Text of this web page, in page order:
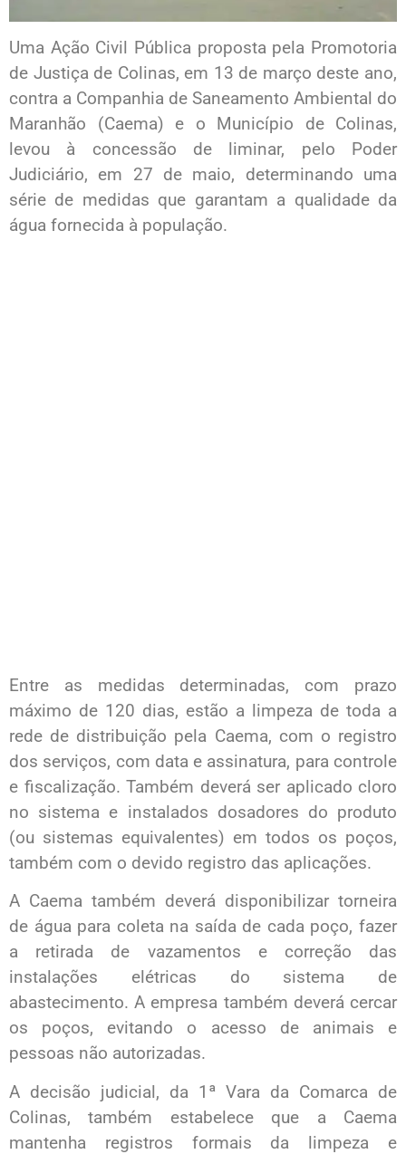
Uma Ação Civil Pública proposta pela Promotoria
de Justiça de Colinas, em 13 de março deste ano,
contra a Companhia de Saneamento Ambiental do
Maranhão (Caema) e o Município de Colinas,
levou à concessão de liminar, pelo Poder
Judiciário, em 27 de maio, determinando uma
série de medidas que garantam a qualidade da
água fornecida à população.
Entre as medidas determinadas, com prazo
máximo de 120 dias, estão a limpeza de toda a
rede de distribuição pela Caema, com o registro
dos serviços, com data e assinatura, para controle
e fiscalização. Também deverá ser aplicado cloro
no sistema e instalados dosadores do produto
(ou sistemas equivalentes) em todos os poços,
também com o devido registro das aplicações.
A Caema também deverá disponibilizar torneira
de água para coleta na saída de cada poço, fazer
a retirada de vazamentos e correção das
instalações elétricas do sistema de
abastecimento. A empresa também deverá cercar
os poços, evitando o acesso de animais e
pessoas não autorizadas.
A decisão judicial, da 1ª Vara da Comarca de
Colinas, também estabelece que a Caema
mantenha registros formais da limpeza e